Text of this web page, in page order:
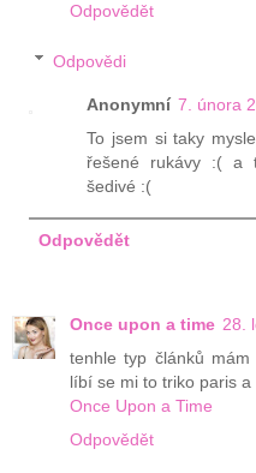
Odpovědět
Odpovědi
Anonymní 7. února
To jsem si taky
řešené rukávy :( a
šedivé :(
Odpovědět
Once upon a time 28.
tenhle typ článků
líbí se mi to triko paris
Once Upon a Time
Odpovědět